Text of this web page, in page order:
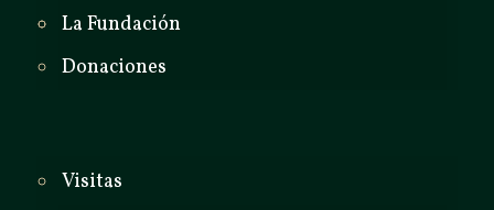
La Fundación
Donaciones
Visitas